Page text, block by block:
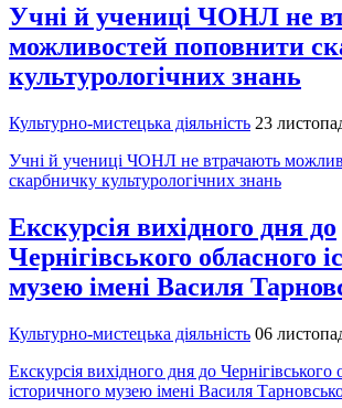
Учні й учениці ЧОНЛ не
можливостей поповнити
культурологічних знань
Культурно-мистецька діяльність 23
Учні й учениці ЧОНЛ не втрачають
скарбничку культурологічних знань
Екскурсія вихідного дня до
Чернігівського обласного
музею імені Василя
Культурно-мистецька діяльність 06
Екскурсія вихідного дня до Чернігівського
історичного музею імені Василя